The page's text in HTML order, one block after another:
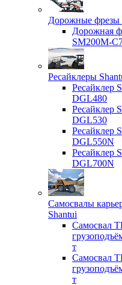
Дорожные фрезы
Дорожная
SM200M-
Ресайклеры
Ресайклер
DGL480
Ресайклер
DGL530
Ресайклер
DGL550N
Ресайклер
DGL700N
Самосвалы
Shantui
Самосвал
т
Самосвал
т